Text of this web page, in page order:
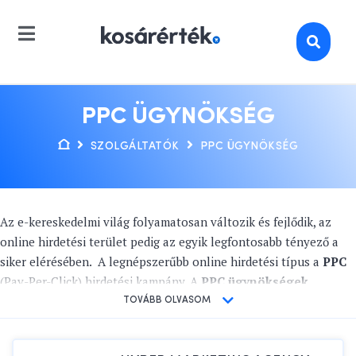
PPC ÜGYNÖKSÉG
SZOLGÁLTATÓK PPC ÜGYNÖKSÉG
Az e-kereskedelmi világ folyamatosan változik és fejlődik, az
online hirdetési terület pedig az egyik legfontosabb tényező a
siker elérésében. A legnépszerűbb online hirdetési típus a PPC
(Pay-Per-Click) hirdetési kampány. A PPC ügynökségek
Google Ads ügynökségek et és a
pedig olyan szolgáltatók, akik minden csínját-bínját ismerik
TOVÁBB OLVASOM